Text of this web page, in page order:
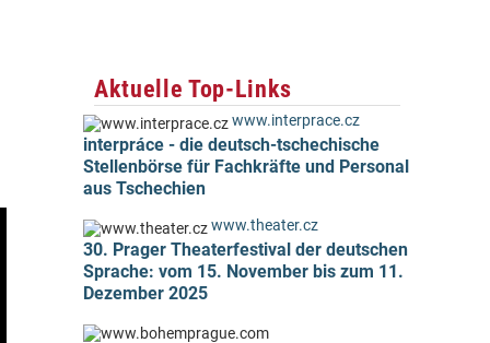
Aktuelle Top-Links
www.interprace.cz
interpráce - die deutsch-tschechische
Stellenbörse für Fachkräfte und Personal
aus Tschechien
www.theater.cz
30. Prager Theaterfestival der deutschen
Sprache: vom 15. November bis zum 11.
Dezember 2025